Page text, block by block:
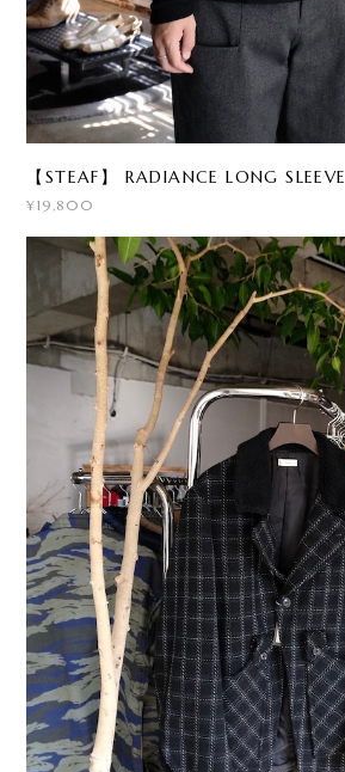
【STEAF】 RADIANCE LONG SLEEVE
¥19,800